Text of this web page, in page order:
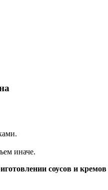
иначе.
соусов и кремов